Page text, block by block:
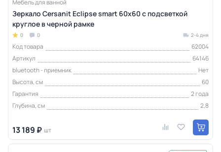
Мебель для ванной
Зеркало Cersanit Eclipse smart 60x60 с подсветкой
круглое в черной рамке
0 0 2-4 дня
Код товара
62004
Артикул
64146
bluetooth - приемник
Нет
Высота, см
60
Гарантия
2 года
Глубина, см
2,8
13 189 ₽ шт